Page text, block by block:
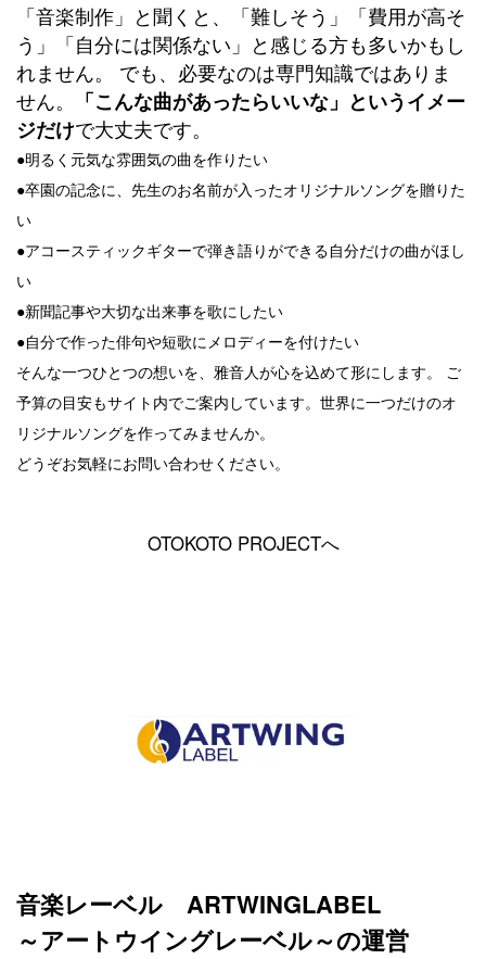
「音楽制作」と聞くと、「難しそう」「費用が高そ
う」「自分には関係ない」と感じる方も多いかもし
れません。
でも、必要なのは専門知識ではありま
せん。
「こんな曲があったらいいな」というイメー
ジだけで大丈夫です。
●明るく元気な雰囲気の曲を作りたい
●卒園の記念に、先生のお名前が入ったオリジナルソングを贈りた
い
●アコースティックギターで弾き語りができる自分だけの曲がほし
い
●新聞記事や大切な出来事を歌にしたい
●自分で作った俳句や短歌にメロディーを付けたい
そんな一つひとつの想いを、雅音人が心を込めて形にします。
ご
予算の目安もサイト内でご案内しています。世界に一つだけのオ
リジナルソングを作ってみませんか。
どうぞお気軽にお問い合わせください。
OTOKOTO PROJECTへ
音楽レーベル ARTWINGLABEL
～アートウイングレーベル～の運営